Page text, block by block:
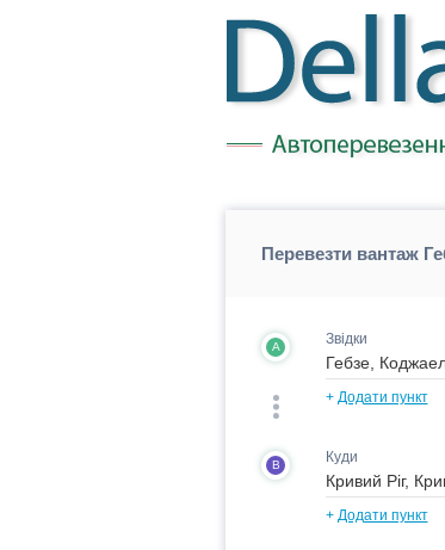
Перевезти вантаж
A Звідки
+ Додати пункт
B Куди
+ Додати пункт